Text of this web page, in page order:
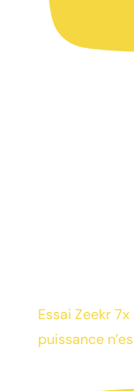
Essai Zeekr
puissance